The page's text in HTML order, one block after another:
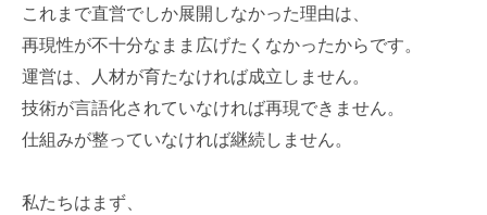
これまで直営でしか展開しなかった理由は、
再現性が不十分なまま広げたくなかったからです。
運営は、人材が育たなければ成立しません。
技術が言語化されていなければ再現できません。
仕組みが整っていなければ継続しません。
私たちはまず、